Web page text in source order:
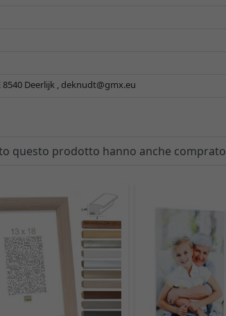
Deerlijk , deknudt@gmx.eu
questo prodotto hanno anche comprato